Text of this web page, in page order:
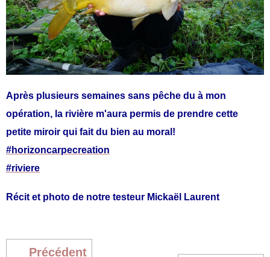
Après plusieurs semaines sans pêche du à mon
opération, la rivière m'aura permis de prendre cette
petite miroir qui fait du bien au moral!
#horizoncarpecreation
#riviere
Récit et photo de notre testeur Mickaël Laurent
Précédent